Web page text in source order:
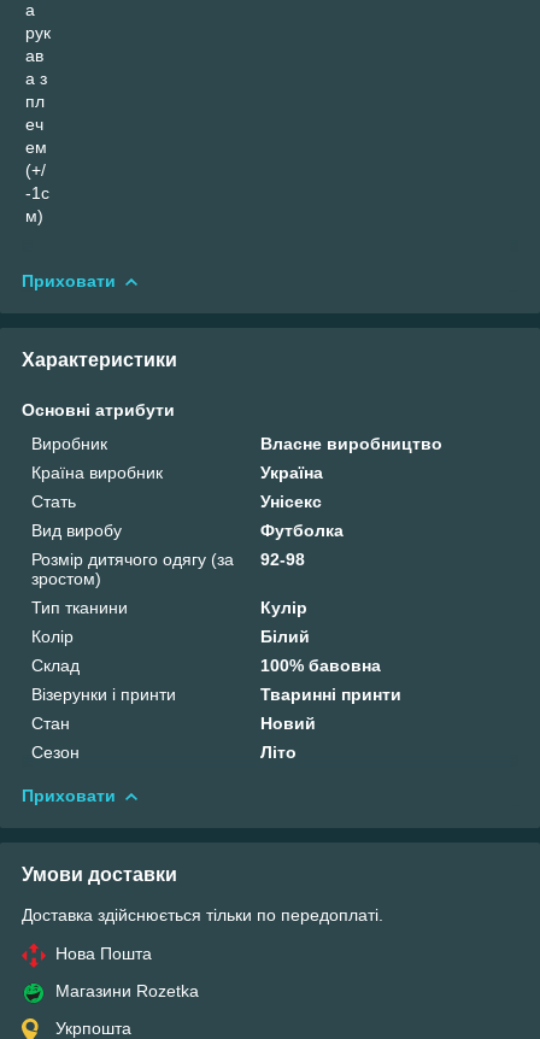
а
рук
ав
а з
пл
еч
ем
(+/
-1с
м)
Приховати
Характеристики
Основні атрибути
Виробник
Власне виробництво
Країна виробник
Україна
Стать
Унісекс
Вид виробу
Футболка
Розмір дитячого одягу (за
зростом)
92-98
Тип тканини
Кулір
Колір
Білий
Склад
100% бавовна
Візерунки і принти
Тваринні принти
Стан
Новий
Сезон
Літо
Приховати
Умови доставки
Доставка здійснюється тільки по передоплаті.
Нова Пошта
Магазини Rozetka
Укрпошта